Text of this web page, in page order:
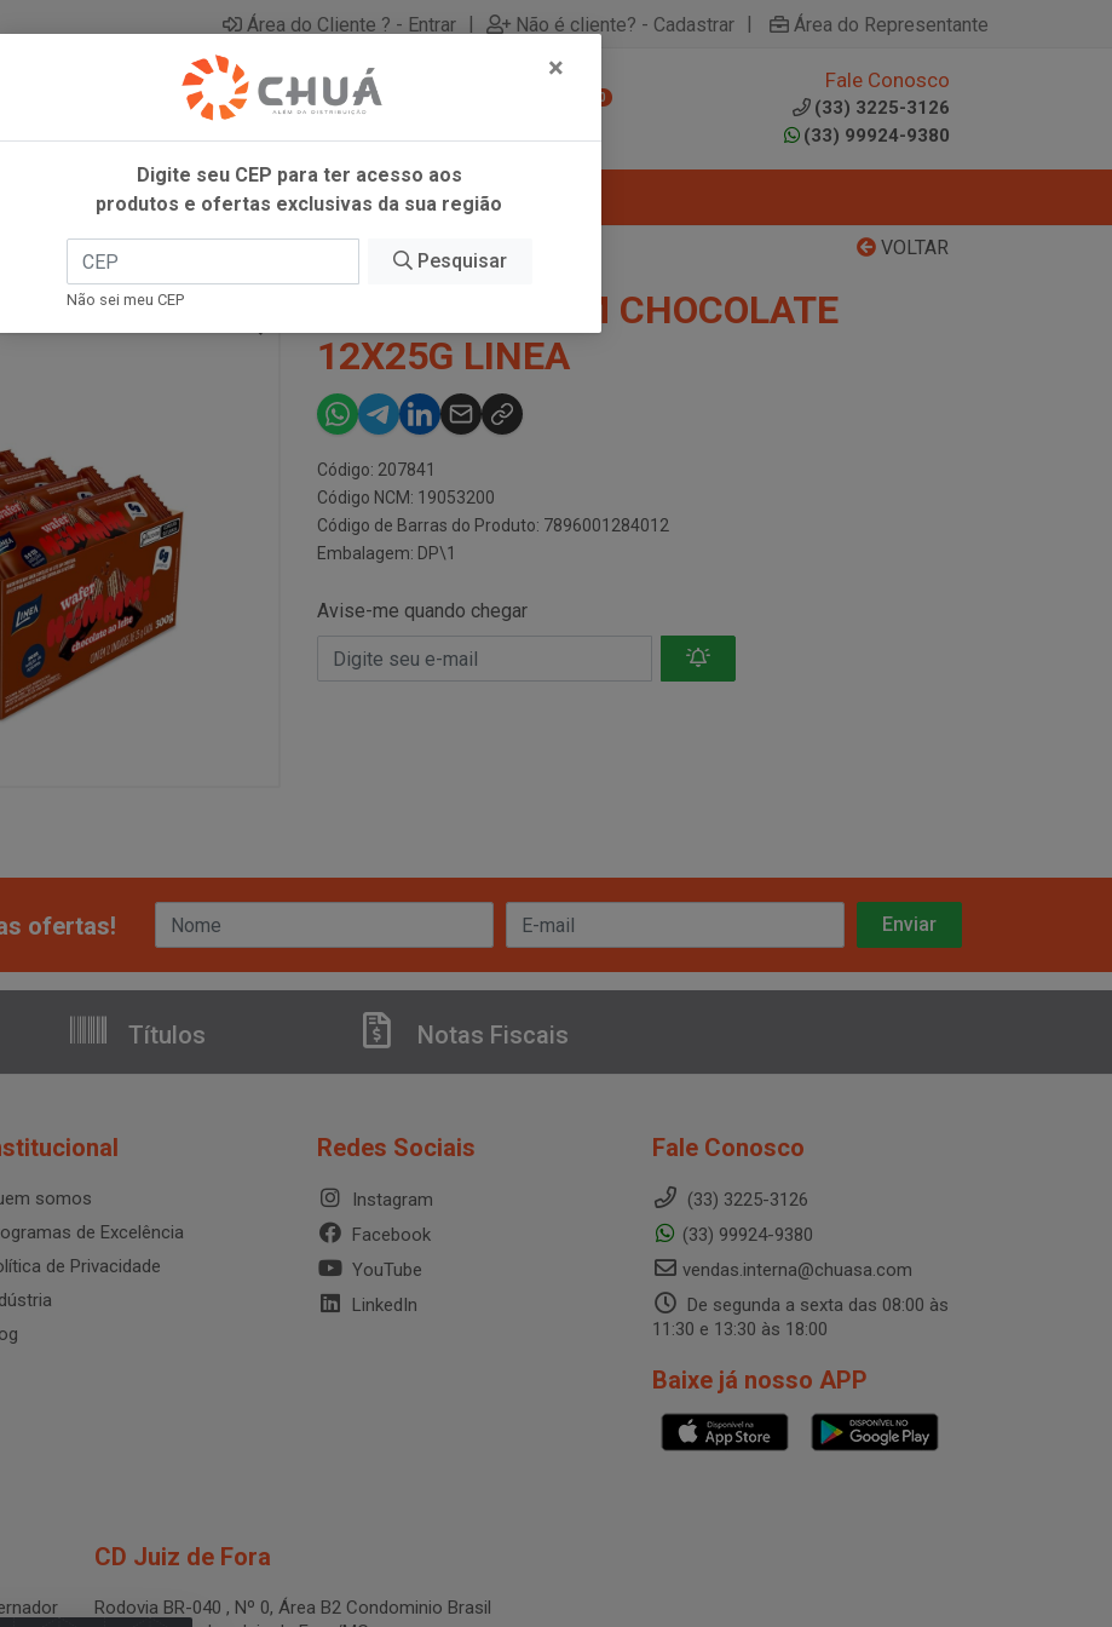
Área do Cliente ? - Entrar | Não é cliente? - Cadastrar | Área do Representante
0
Fale Conosco
(33) 3225-3126
(33) 99924-9380
VOLTAR
12X25G LINEA
WAFER HUMMM CHOCOLATE
12X25G LINEA
Código: 207841
Código NCM: 19053200
Código de Barras do Produto: 7896001284012
Embalagem: DP\1
Avise-me quando chegar
ofertas!
Títulos Notas Fiscais
somos
de Excelência
de Privacidade
Redes Sociais
Instagram
Facebook
YouTube
LinkedIn
Fale Conosco
(33) 3225-3126
(33) 99924-9380
vendas.interna@chuasa.com
De segunda a sexta das 08:00 às
11:30 e 13:30 às 18:00
Baixe já nosso APP
CD Juiz de Fora
Rodovia BR-040 , Nº 0, Área B2 Condominio Brasil
×
Digite seu CEP para ter acesso aos
produtos e ofertas exclusivas da sua região
Pesquisar
Não sei meu CEP